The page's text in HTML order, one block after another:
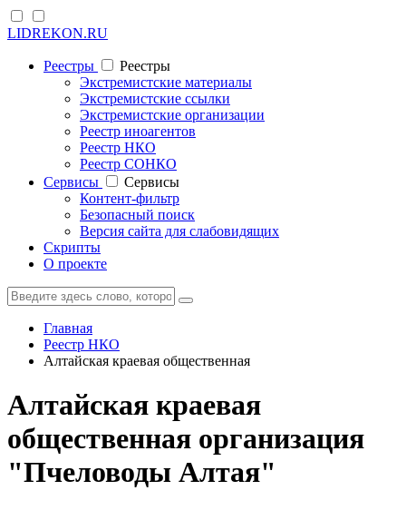
LIDREKON.RU
Реестры
Реестры
Экстремистские материалы
Экстремистские ссылки
Экстремистские организации
Реестр иноагентов
Реестр НКО
Реестр СОНКО
Cервисы
Cервисы
Контент-фильтр
Безопасный поиск
Версия сайта для слабовидящих
Скрипты
О проекте
Главная
Реестр НКО
Алтайская краевая общественная
Алтайская краевая
общественная организация
"Пчеловоды Алтая"